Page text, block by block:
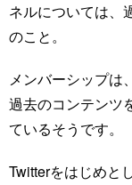
ネルについては、
のこと。
メンバーシップは
過去のコンテンツ
ているそうです。
Twitterをはじめと